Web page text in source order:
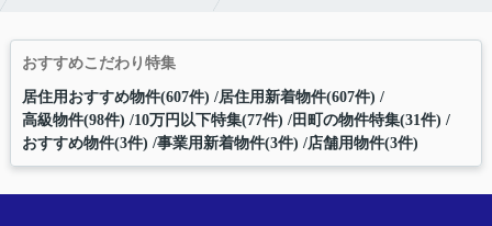
おすすめこだわり特集
居住用おすすめ物件(607件) 居住用新着物件(607件)
高級物件(98件) 10万円以下特集(77件) 田町の物件特集(31件)
おすすめ物件(3件) 事業用新着物件(3件) 店舗用物件(3件)